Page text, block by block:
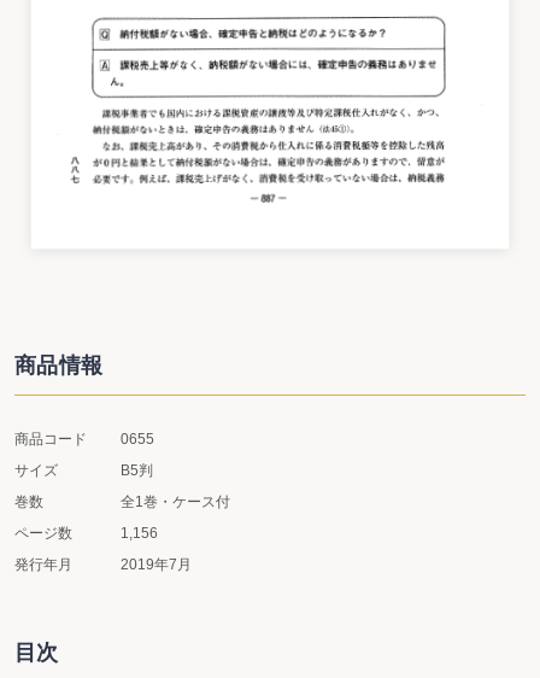
商品情報
商品コード
0655
サイズ
B5判
巻数
全1巻・ケース付
ページ数
1,156
発行年月
2019年7月
目次